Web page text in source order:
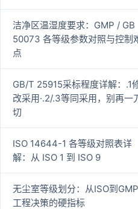
洁净区温湿度要求：GMP / GB
50073 各等级参数对照与控制
点
GB/T 25915采标程度详解：.1
改采用·.2/.3等同采用，别再一
切
ISO 14644-1 各等级对照表详
解：从 ISO 1 到 ISO 9
无尘室等级划分：从ISO到GMP
工程决策的硬指标